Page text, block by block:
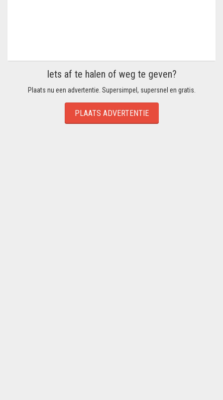
Iets af te halen of weg te geven?
Plaats nu een advertentie. Supersimpel, supersnel en gratis.
PLAATS ADVERTENTIE